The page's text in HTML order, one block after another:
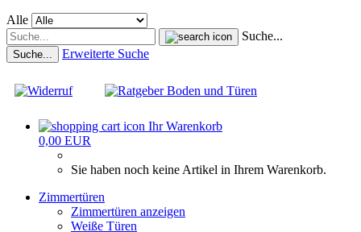
Alle
Suche...
Suche... Erweiterte Suche
Ihr Warenkorb
0,00 EUR
Sie haben noch keine Artikel in Ihrem Warenkorb.
Zimmertüren
Zimmertüren anzeigen
Weiße Türen